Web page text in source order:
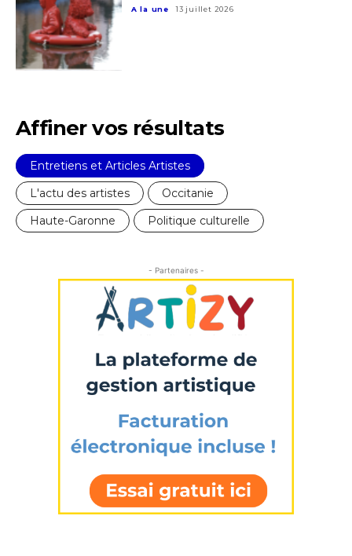
Nom
Statut / Organisation
J'accepte lestermes et conditions
Nom
Prénom
J'accepte lestermes et conditions
* Champ obligatoire
A la une 13 juillet 2026
Affiner vos résultats
Entretiens et Articles Artistes
L'actu des artistes
Occitanie
Haute-Garonne
Politique culturelle
- Partenaires -